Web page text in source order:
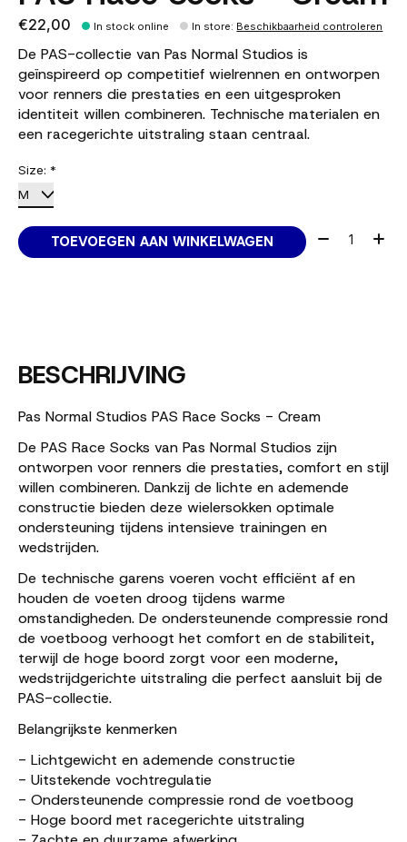
€22,00 In stock online In store: Beschikbaarheid controleren
De PAS-collectie van Pas Normal Studios is
geïnspireerd op competitief wielrennen en ontworpen
voor renners die prestaties en een uitgesproken
identiteit willen combineren. Technische materialen en
een racegerichte uitstraling staan centraal.
Size: *
TOEVOEGEN AAN WINKELWAGEN Aantal:
BESCHRIJVING
Pas Normal Studios PAS Race Socks - Cream
De PAS Race Socks van Pas Normal Studios zijn
ontworpen voor renners die prestaties, comfort en stijl
willen combineren. Dankzij de lichte en ademende
constructie bieden deze wielersokken optimale
ondersteuning tijdens intensieve trainingen en
wedstrijden.
De technische garens voeren vocht efficiënt af en
houden de voeten droog tijdens warme
omstandigheden. De ondersteunende compressie rond
de voetboog verhoogt het comfort en de stabiliteit,
terwijl de hoge boord zorgt voor een moderne,
wedstrijdgerichte uitstraling die perfect aansluit bij de
PAS-collectie.
Belangrijkste kenmerken
- Lichtgewicht en ademende constructie
- Uitstekende vochtregulatie
- Ondersteunende compressie rond de voetboog
- Hoge boord met racegerichte uitstraling